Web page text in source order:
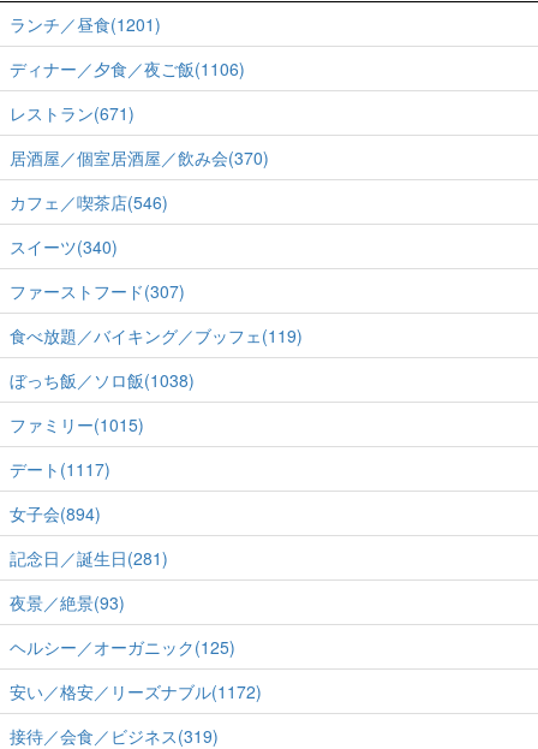
ランチ／昼食(1201)
ディナー／夕食／夜ご飯(1106)
レストラン(671)
居酒屋／個室居酒屋／飲み会(370)
カフェ／喫茶店(546)
スイーツ(340)
ファーストフード(307)
食べ放題／バイキング／ブッフェ(119)
ぼっち飯／ソロ飯(1038)
ファミリー(1015)
デート(1117)
女子会(894)
記念日／誕生日(281)
夜景／絶景(93)
ヘルシー／オーガニック(125)
安い／格安／リーズナブル(1172)
接待／会食／ビジネス(319)